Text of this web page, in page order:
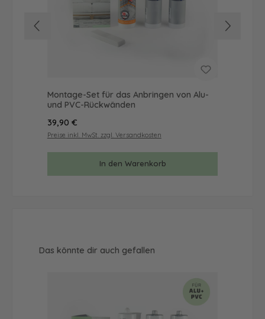
Montage-Set für das Anbringen von Alu-
und PVC-Rückwänden
Regulärer Preis:
39,90 €
Preise inkl. MwSt. zzgl. Versandkosten
In den Warenkorb
Produktgalerie überspringen
Das könnte dir auch gefallen